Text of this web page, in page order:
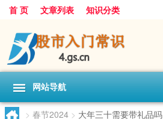
首 页 文章列表 知识分类
网站导航
> 春节2024 > 大年三十需要带礼品吗